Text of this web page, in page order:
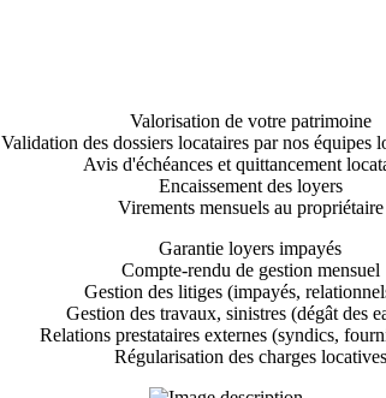
Valorisation de votre patrimoine
Validation des dossiers locataires par nos équipes
Avis d'échéances et quittancement
Encaissement des loyers
Virements mensuels au propriétaire
Garantie loyers impayés
Compte-rendu de gestion mensuel
Gestion des litiges (impayés,
Gestion des travaux, sinistres (dégât des
Relations prestataires externes (syndics,
Régularisation des charges locatives